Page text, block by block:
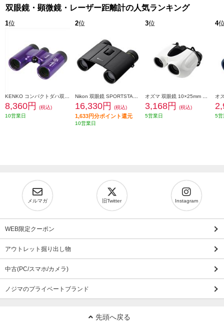
双眼鏡・顕微鏡・レーザー距離計の人気ランキング
1位
8,360円
(税込)
10営業日
2位
16,330円 (税込)
1,633円分ポイント還元
10営業日
3位
3,168円
(税込)
5営業日
4
5営
メルマガ 旧Twitter Instagram
WEB限定クーポン
アウトレット掘り出し物
中古(PC/スマホ/カメラ)
ノジマのプライベートブランド
先頭へ戻る